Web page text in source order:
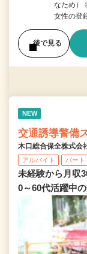
なため）
女性の
後で見る
NEW
交通誘導警備
木口総合保全株式会
アルバイト パート
未経験から月収
0～60代活躍中